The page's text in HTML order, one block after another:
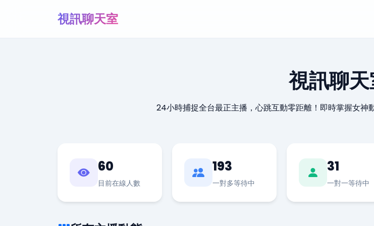
視訊聊天室
視訊聊
24小時捕捉全台最正主播，心跳互動零距離！即時掌握女神
60
目前在線人數
193
一對多等待中
31
一對一等待中